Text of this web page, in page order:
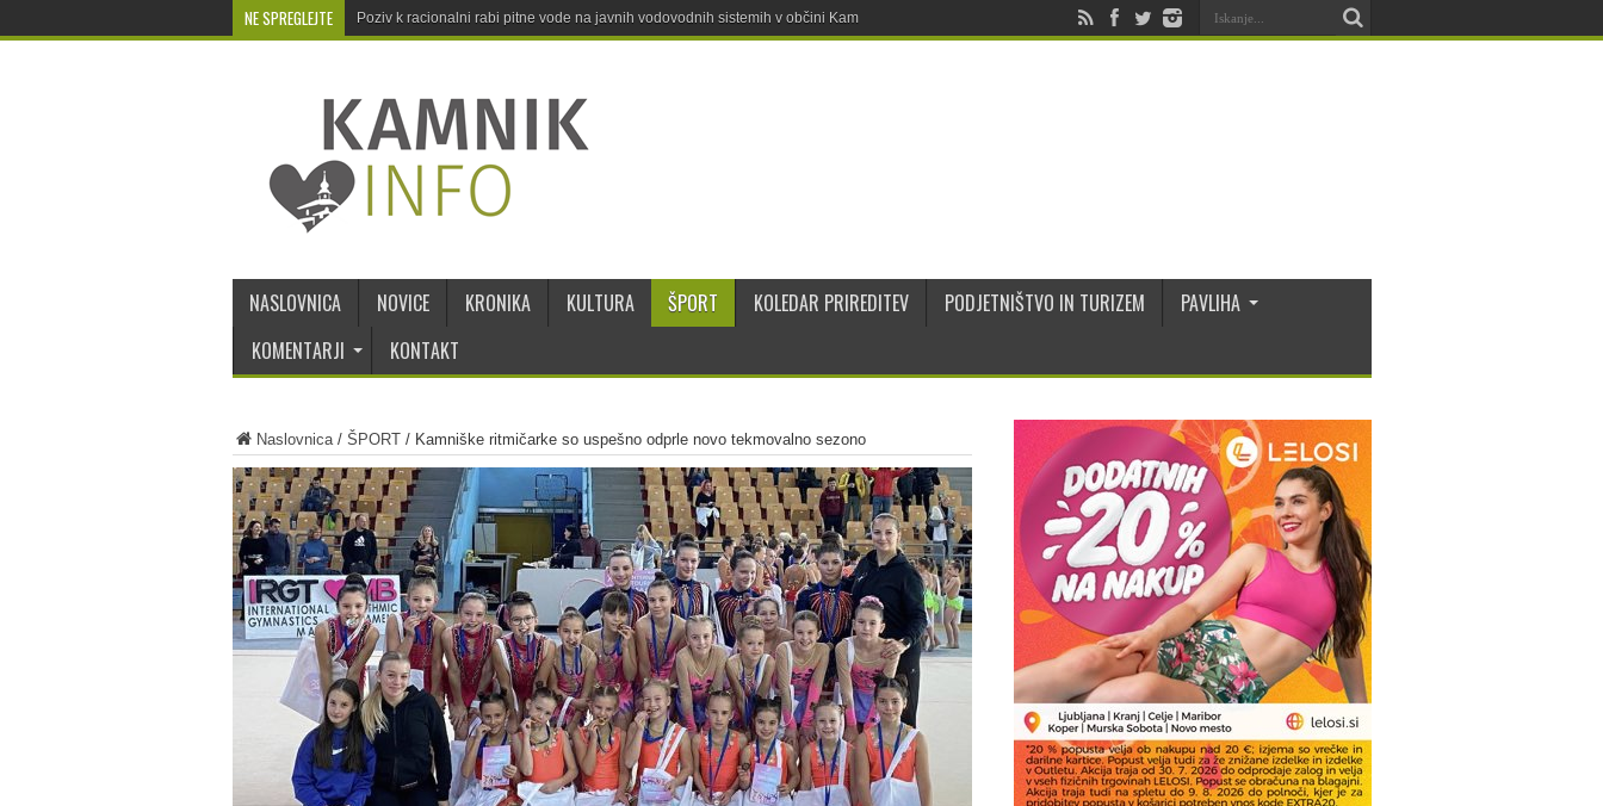
NE SPREGLEJTE Poziv k racionalni rabi pitne vode na javnih vodovodnih sistemih v občini Kamnik
NASLOVNICA NOVICE KRONIKA KULTURA ŠPORT KOLEDAR PRIREDITEV PODJETNIŠTVO IN TURIZEM
PAVLIHA
KOMENTARJI
KONTAKT
Naslovnica/ ŠPORT/ Kamniške ritmičarke so uspešno odprle novo tekmovalno sezono